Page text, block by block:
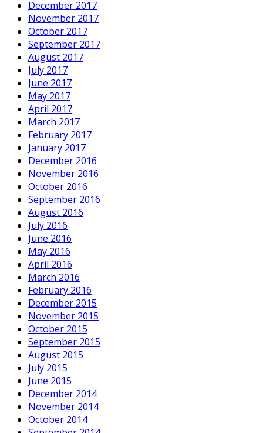
December 2017
November 2017
October 2017
September 2017
August 2017
July 2017
June 2017
May 2017
April 2017
March 2017
February 2017
January 2017
December 2016
November 2016
October 2016
September 2016
August 2016
July 2016
June 2016
May 2016
April 2016
March 2016
February 2016
December 2015
November 2015
October 2015
September 2015
August 2015
July 2015
June 2015
December 2014
November 2014
October 2014